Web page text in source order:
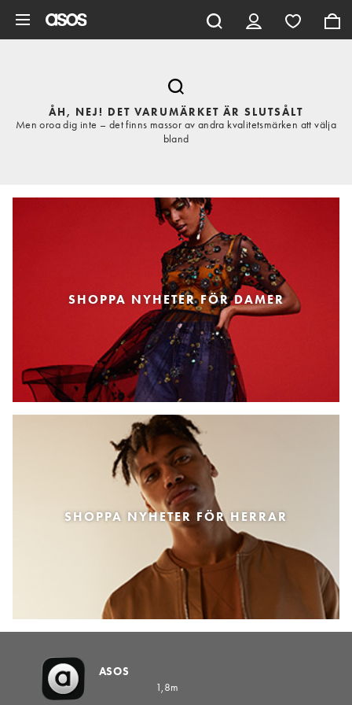
ÅH, NEJ! DET VARUMÄRKET ÄR SLUTSÅLT
Men oroa dig inte – det finns massor av andra kvalitetsmärken att välja
bland
SHOPPA NYHETER FÖR DAMER
SHOPPA NYHETER FÖR HERRAR
ASOS
1,8m